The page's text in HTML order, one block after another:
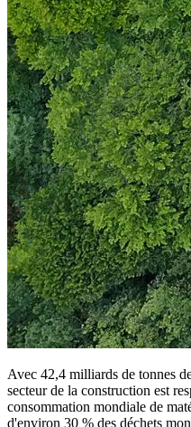
Avec 42,4 milliards de tonnes
secteur de la construction est
consommation mondiale de
d'environ 30 % des déchets